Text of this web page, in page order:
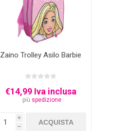
Zaino Trolley Asilo Barbie
€14,99 Iva inclusa
più spedizione
i
h